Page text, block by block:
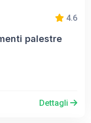
4.6
palestre
Dettagli